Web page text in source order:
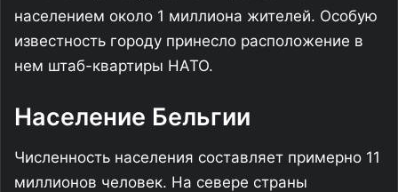
населением около 1 миллиона жителей. Особую
известность городу принесло расположение в
нем штаб-квартиры НАТО.
Население Бельгии
Численность населения составляет примерно 11
миллионов человек. На севере страны